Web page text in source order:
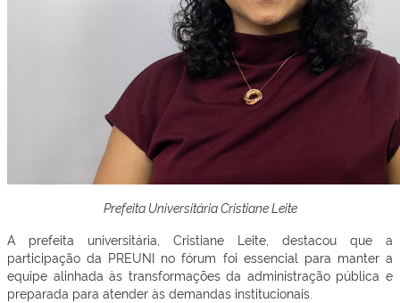
Prefeita Universitária Cristiane Leite
A prefeita universitária, Cristiane Leite, destacou que a
participação da PREUNI no fórum foi essencial para manter a
equipe alinhada às transformações da administração pública e
preparada para atender às demandas institucionais.